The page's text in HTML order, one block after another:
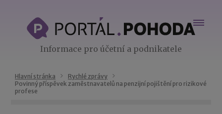
Informace pro účetní a podnikatele
Hlavní stránka
Rychlé zprávy
Povinný příspěvek zaměstnavatelů na penzijní pojištění pro rizikové
profese